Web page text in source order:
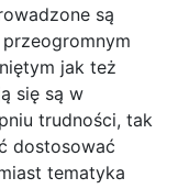
są
jak też
się są w
trudności, tak
dostosować
tematyka